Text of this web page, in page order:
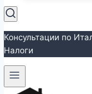
Консультации по
Налоги